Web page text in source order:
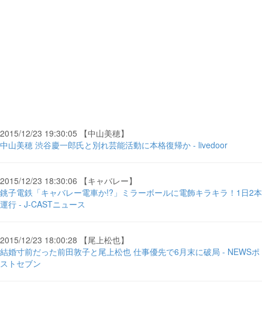
2015/12/23 19:30:05 【中山美穂】
中山美穂 渋谷慶一郎氏と別れ芸能活動に本格復帰か - livedoor
2015/12/23 18:30:06 【キャバレー】
銚子電鉄「キャバレー電車か!?」ミラーボールに電飾キラキラ！1日2本
運行 - J-CASTニュース
2015/12/23 18:00:28 【尾上松也】
結婚寸前だった前田敦子と尾上松也 仕事優先で6月末に破局 - NEWSポ
ストセブン